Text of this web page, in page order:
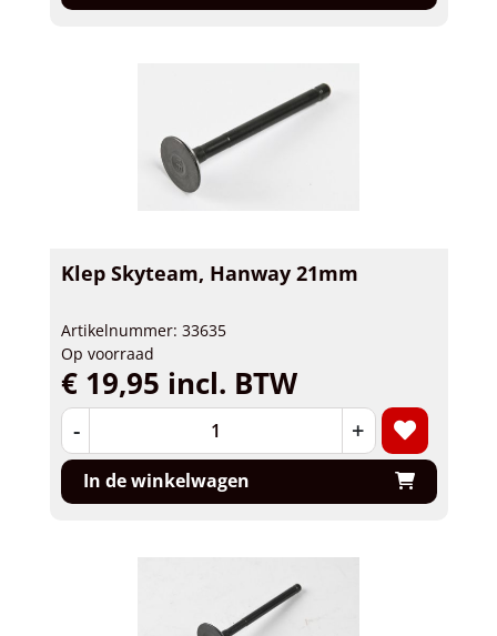
Klep Skyteam, Hanway 21mm
Artikelnummer: 33635
Op voorraad
€ 19,95 incl. BTW
- +
In de winkelwagen